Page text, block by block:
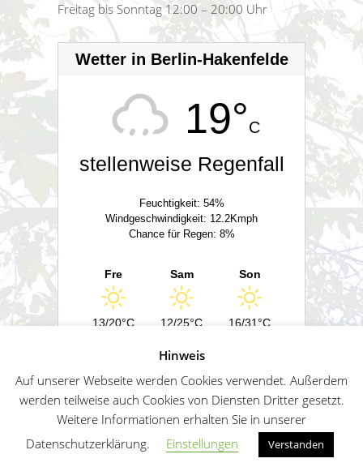
Freitag bis Sonntag 12:00 – 20:00 Uhr
Wetter in Berlin-Hakenfelde
19°C
stellenweise Regenfall
Feuchtigkeit: 54%
Windgeschwindigkeit: 12.2Kmph
Chance für Regen: 8%
Fre
13/20°C
Sam
12/25°C
Son
16/31°C
Impressum Datenschutz Sitemap German
Penguin WordPress Theme kreiert von WPZOO
Hinweis
Auf unserer Webseite werden Cookies verwendet. Außerdem
werden teilweise auch Cookies von Diensten Dritter gesetzt.
Weitere Informationen erhalten Sie in unserer
Datenschutzerklärung.
Einstellungen Verstanden